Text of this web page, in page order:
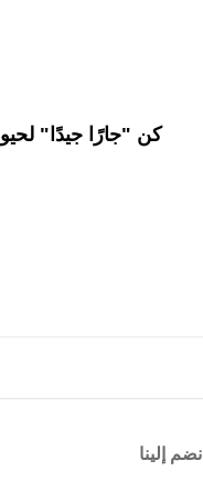
كن "جارًا جيدًا"
انضم إلينا